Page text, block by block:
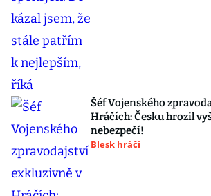
Šéf Vojenského
Hráčích: Česku hrozil
nebezpečí!
Blesk hráči